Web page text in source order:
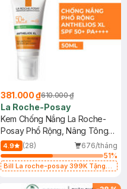
381.000 ₫610.000 ₫
La Roche-Posay
Kem Chống Nắng La Roche-
Posay Phổ Rộng, Nâng Tông
Kiềm Dầu 50ml
4.9 (28)
676/tháng
51%
Bill La roche-posay 399K Tặng
(SL có hạn)